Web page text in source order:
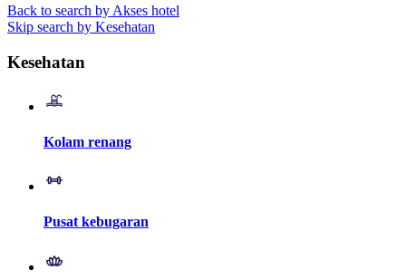
Back to search by Akses hotel
Skip search by Kesehatan
Kesehatan
Kolam renang
Pusat kebugaran